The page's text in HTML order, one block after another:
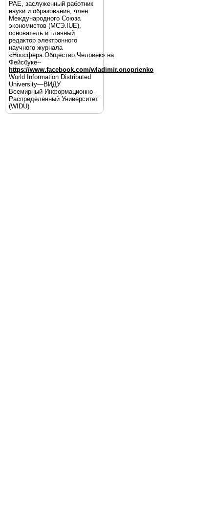
РАЕ, заслуженный работник
науки и образования, член
Международного Союза
экономистов (МСЭ.IUE),
основатель и главный
редактор электронного
научного журнала
«Ноосфера.Общество.Человек».на
Фейсбуке--
https://www.facebook.com/wladimir.onoprienko
World Information Distributed
University—ВИДУ
Всемирный Информационно-
Распределенный Университет
(WIDU)